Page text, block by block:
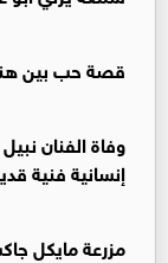
قصة حب بين
وفاة الفنان
إنسانية فنية
مزرعة مايكل